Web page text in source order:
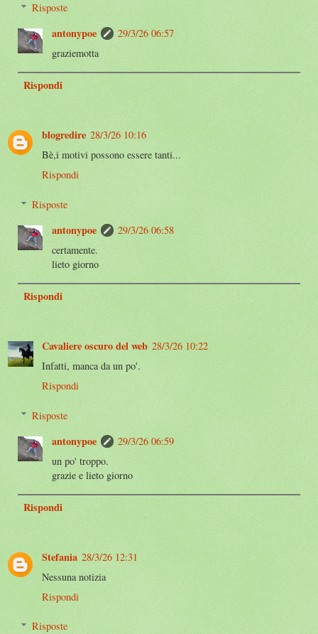
Risposte
antonypoe
29/3/26 06:57
graziemotta
Rispondi
blogredire 28/3/26 10:16
Bè,i motivi possono essere tanti...
Rispondi
Risposte
antonypoe
29/3/26 06:58
certamente.
lieto giorno
Rispondi
Cavaliere oscuro del web 28/3/26 10:22
Infatti, manca da un po'.
Rispondi
Risposte
antonypoe
29/3/26 06:59
un po' troppo.
grazie e lieto giorno
Rispondi
Stefania 28/3/26 12:31
Nessuna notizia
Rispondi
Risposte